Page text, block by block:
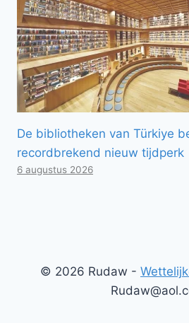
De bibliotheken van Türkiye
recordbrekend nieuw tijdperk
6 augustus 2026
© 2026 Rudaw -